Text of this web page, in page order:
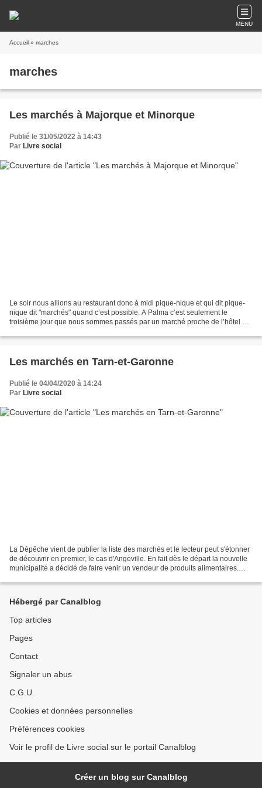
MENU
Accueil » marches
marches
Les marchés à Majorque et Minorque
Publié le 31/05/2022 à 14:43
Par Livre social
Le soir nous allions au restaurant donc à midi pique-nique et qui dit pique-
nique dit "marchés" quand c’est possible. A Palma c’est seulement le
troisième jour que nous sommes passés par un marché proche de l’hôtel en
Les marchés en Tarn-et-Garonne
Publié le 04/04/2020 à 14:24
Par Livre social
La Dépêche vient de publier la liste des marchés et le lecteur peut s'étonner
de découvrir en premier, le cas d'Angeville. En fait dès le départ la nouvelle
municipalité a décidé de faire venir un vendeur de produits alimentaires.
Hébergé par Canalblog
Top articles
Pages
Contact
Signaler un abus
C.G.U.
Cookies et données personnelles
Préférences cookies
Voir le profil de Livre social sur le portail Canalblog
Créer un blog sur Canalblog